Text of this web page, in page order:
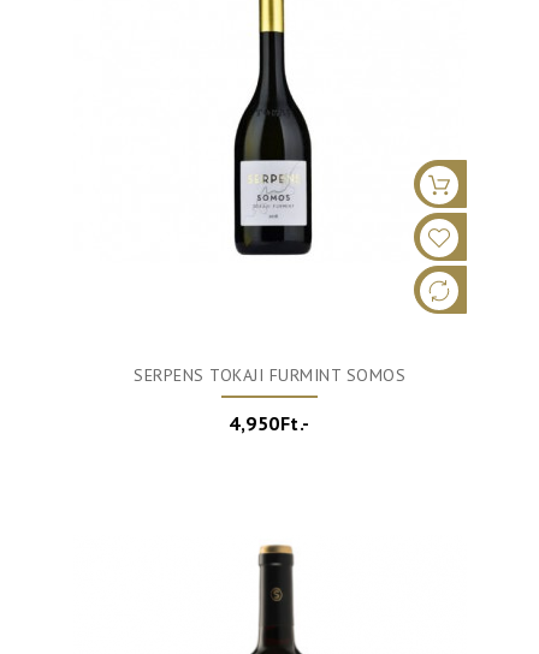
SERPENS TOKAJI FURMINT SOMOS
4,950Ft.-